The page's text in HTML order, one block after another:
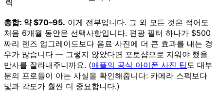
릭
총합: 약 $70–95. 이게 전부입니다. 그 외 모든 것은 적어도
처음 6개월 동안은 선택사항입니다. 편광 필터 하나가 $500
짜리 렌즈 업그레이드보다 음료 사진에 더 큰 효과를 내는 경
우가 많습니다 — 그렇지 않았다면 포토샵으로 지워야 했을
반사를 잘라내주니까요. (애플의 공식 아이폰 사진 팁도 대부
분의 프로들이 아는 사실을 확인해줍니다: 카메라 스펙보다
빛과 각도가 훨씬 더 중요합니다.)